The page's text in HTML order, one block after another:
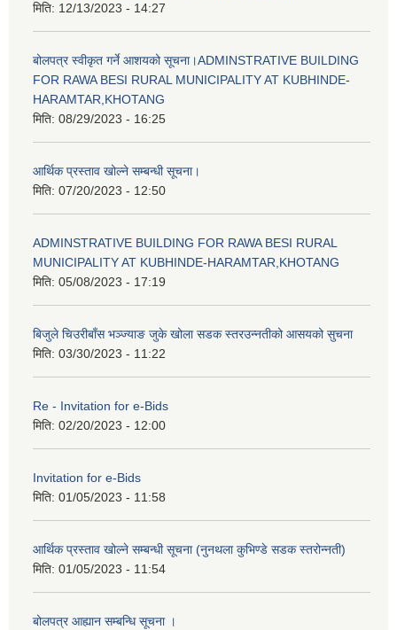
मिति: 12/13/2023 - 14:27
बोलपत्र स्वीकृत गर्ने आशयको सूचना।ADMINSTRATIVE BUILDING
FOR RAWA BESI RURAL MUNICIPALITY AT KUBHINDE-
HARAMTAR,KHOTANG
मिति: 08/29/2023 - 16:25
आर्थिक प्रस्ताव खोल्ने सम्बन्धी सूचना।
मिति: 07/20/2023 - 12:50
ADMINSTRATIVE BUILDING FOR RAWA BESI RURAL
MUNICIPALITY AT KUBHINDE-HARAMTAR,KHOTANG
मिति: 05/08/2023 - 17:19
बिजुले चिउरीबाँस भञ्ज्याङ जुके खोला सडक स्तरउन्नतीको आसयको सुचना
मिति: 03/30/2023 - 11:22
Re - Invitation for e-Bids
मिति: 02/20/2023 - 12:00
Invitation for e-Bids
मिति: 01/05/2023 - 11:58
आर्थिक प्रस्ताव खोल्ने सम्बन्धी सूचना (नुनथला कुभिण्डे सडक स्तरोन्नती)
मिति: 01/05/2023 - 11:54
बोलपत्र आह्यान सम्बन्धि सूचना ।